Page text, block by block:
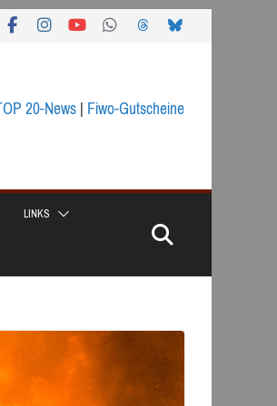
20-News|Fiwo-Gutscheine
LINKS